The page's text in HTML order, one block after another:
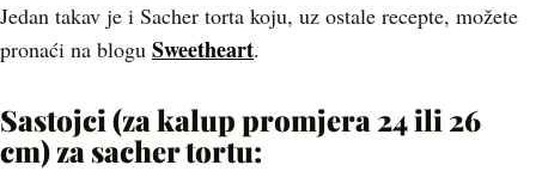
Jedan takav je i Sacher torta koju, uz ostale recepte, možete
pronaći na blogu Sweetheart.
Sastojci (za kalup promjera 24 ili 26
cm) za sacher tortu: